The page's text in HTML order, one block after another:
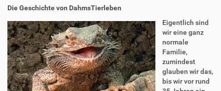
Die Geschichte von DahmsTierleben
Eigentlich sind
wir eine ganz
normale
Familie,
zumindest
glauben wir das,
bis wir vor rund